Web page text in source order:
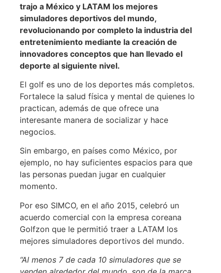
trajo a México y LATAM los mejores
simuladores deportivos del mundo,
revolucionando por completo la industria del
entretenimiento mediante la creación de
innovadores conceptos que han llevado el
deporte al siguiente nivel.
El golf es uno de los deportes más completos.
Fortalece la salud física y mental de quienes lo
practican, además de que ofrece una
interesante manera de socializar y hace
negocios.
Sin embargo, en países como México, por
ejemplo, no hay suficientes espacios para que
las personas puedan jugar en cualquier
momento.
Por eso SIMCO, en el año 2015, celebró un
acuerdo comercial con la empresa coreana
Golfzon que le permitió traer a LATAM los
mejores simuladores deportivos del mundo.
‘‘Al menos 7 de cada 10 simuladores que se